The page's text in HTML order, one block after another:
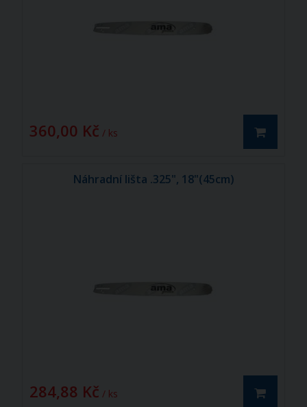
360,00 Kč / ks
Náhradní lišta .325", 18"(45cm)
284,88 Kč / ks